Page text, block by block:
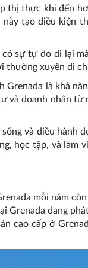
thực khi đến
tạo điều kiện
sự tự do đi lại
xuyên di
là khả
và doanh nhân
và điều hành
học tập, và
mỗi năm
đang
cao cấp ở